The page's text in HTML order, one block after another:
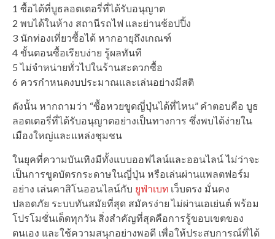
1 ซื้อได้ที่บูธลอตเตอรี่ที่ได้รับอนุญาต
2 พบได้ในห้าง สถานีรถไฟ และย่านช้อปปิ้ง
3 นักท่องเที่ยวซื้อได้ หากอายุถึงเกณฑ์
4 ขั้นตอนซื้อเรียบง่าย รู้ผลทันที
5 ไม่จำหน่ายทั่วไปในร้านสะดวกซื้อ
6 ควรกำหนดงบประมาณและเล่นอย่างมีสติ
ดังนั้น หากถามว่า “ซื้อหวยขูดญี่ปุ่นได้ที่ไหน” คำตอบคือ บูธ
ลอตเตอรี่ที่ได้รับอนุญาตอย่างเป็นทางการ ซึ่งพบได้ง่ายใน
เมืองใหญ่และแหล่งชุมชน
ในยุคที่ความบันเทิงมีทั้งแบบออฟไลน์และออนไลน์ ไม่ว่าจะ
เป็นการขูดบัตรกระดาษในญี่ปุ่น หรือเล่นผ่านแพลตฟอร์ม
อย่าง เล่นคาสิโนออนไลน์กับ ยูฟ่าเบท เว็บตรง มั่นคง
ปลอดภัย ระบบทันสมัยที่สุด สมัครง่าย ไม่ผ่านเอเย่นต์ พร้อม
โปรโมชั่นเด็ดทุกวัน สิ่งสำคัญที่สุดคือการรู้ขอบเขตของ
ตนเอง และใช้ความสนุกอย่างพอดี เพื่อให้ประสบการณ์ที่ได้